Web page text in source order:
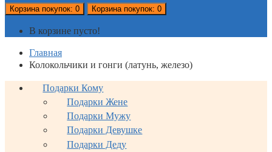
Корзинапокупок: 0 Корзинапокупок: 0
В корзине пусто!
Главная
Колокольчики и гонги (латунь, железо)
Подарки Кому
Подарки Жене
Подарки Мужу
Подарки Девушке
Подарки Деду